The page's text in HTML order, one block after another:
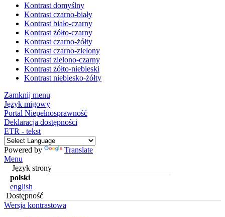
Kontrast domyślny
Kontrast czarno-biały
Kontrast biało-czarny
Kontrast żółto-czarny
Kontrast czarno-żółty
Kontrast czarno-zielony
Kontrast zielono-czarny
Kontrast żółto-niebieski
Kontrast niebiesko-żółty
Zamknij menu
Język migowy
Portal Niepełnosprawność
Deklaracja dostępności
ETR - tekst
Powered by
Translate
Menu
Język strony
polski
english
Dostępność
Wersja kontrastowa